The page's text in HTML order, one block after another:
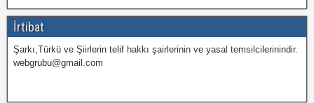
İrtibat
Şarkı,Türkü ve Şiirlerin telif hakkı şairlerinin ve yasal temsilcilerinindir.
webgrubu@gmail.com